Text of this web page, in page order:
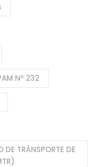
Nº 232
TRÂNSPORTE DE